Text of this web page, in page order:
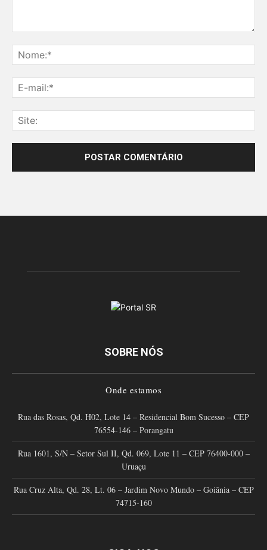
SOBRE NÓS
Onde estamos
Rua das Rosas, Qd. H02, Lote 14 – Residencial Bom Sucesso – CEP
76554-146 – Porangatu
Rua 1601, S/N – Setor Sul II, Qd. 069, Lote 11 – CEP 76400-000 –
Uruaçu
Rua Cruz Alta, Qd. 28, Lt. 06 – Jardim Novo Mundo – Goiânia – CEP
74715-160